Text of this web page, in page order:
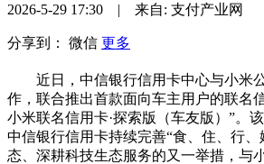
2026-5-29 17:30 | 来自: 支付产业网
分享到： 微信 更多
近日，中信银行信用卡中心与小米
作，联合推出首款面向车主用户的联
小米联名信用卡·探索版（车友版）”。
中信银行信用卡持续完善“食、住、行、
态、深耕科技生态服务的又一举措，与